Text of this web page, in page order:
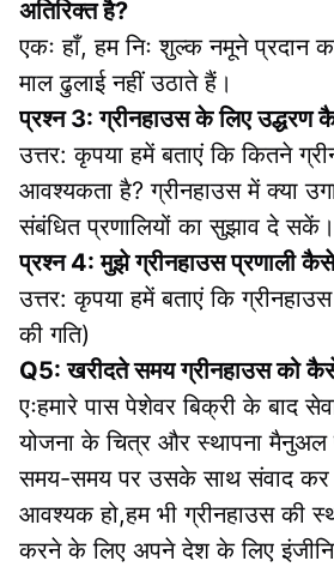
अतिरिक्त है?
एकः हाँ, हम निः शुल्क नमूने
माल ढुलाई नहीं उठाते हैं।
प्रश्न 3: ग्रीनहाउस के लिए उद्धरण
उत्तर: कृपया हमें बताएं कि कितने
आवश्यकता है? ग्रीनहाउस में क्या
संबंधित प्रणालियों का सुझाव दे सकें।
प्रश्न 4: मुझे ग्रीनहाउस प्रणाली कैसे
उत्तर: कृपया हमें बताएं कि
की गति)
Q5: खरीदते समय ग्रीनहाउस को
एःहमारे पास पेशेवर बिक्री के बाद
योजना के चित्र और स्थापना
समय-समय पर उसके साथ संवाद
आवश्यक हो,हम भी ग्रीनहाउस की
करने के लिए अपने देश के लिए